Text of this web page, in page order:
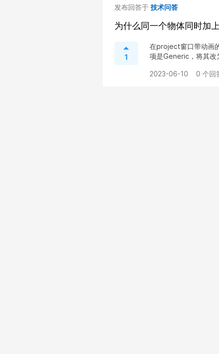
发布回答于 技术问答
为什么同一个物体同时加
1
在project窗口带动画
项是Generic，将其
2023-06-10 0 个回